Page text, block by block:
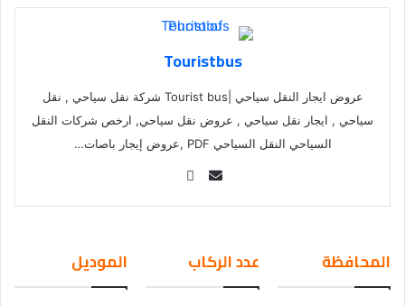
Touristbus
عروض ايجار النقل سياحي |Tourist bus شركة نقل سياحي , نقل
سياحي , ايجار نقل سياحي , عروض نقل سياحي, ارخص شركات النقل
السياحي النقل السياحي PDF ,عروض إيجار باصات…
Se
ail
المحافظة عدد الركاب الموديل